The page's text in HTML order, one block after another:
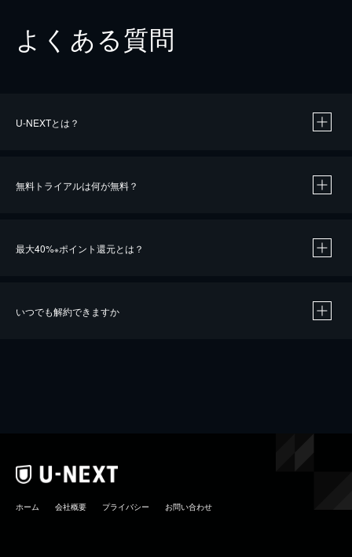
よくある質問
U-NEXTとは？
無料トライアルは何が無料？
最大40%※ポイント還元とは？
いつでも解約できますか
ホーム 会社概要 プライバシー お問い合わせ